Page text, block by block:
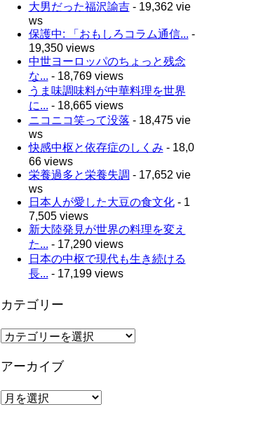
大男だった福沢諭吉- 19,362 vie
ws
保護中: 「おもしろコラム通信... -
19,350 views
中世ヨーロッパのちょっと残念
な... - 18,769 views
うま味調味料が中華料理を世界
に... - 18,665 views
ニコニコ笑って没落 - 18,475 vie
ws
快感中枢と依存症のしくみ - 18,0
66 views
栄養過多と栄養失調 - 17,652 vie
ws
日本人が愛した大豆の食文化- 1
7,505 views
新大陸発見が世界の料理を変え
た... - 17,290 views
日本の中枢で現代も生き続ける
長... - 17,199 views
カテゴリー
カ
ゴ
ー
アーカイブ
ア